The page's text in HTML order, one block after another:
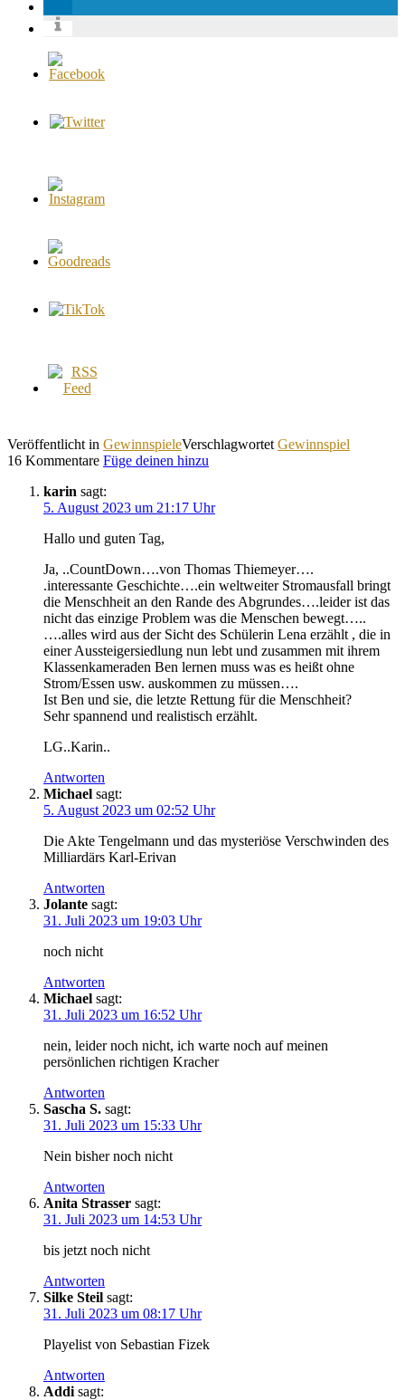
Veröffentlicht in GewinnspieleVerschlagwortet Gewinnspiel
16 Kommentare Füge deinen hinzu
karin sagt:
5. August 2023 um 21:17 Uhr
Hallo und guten Tag,
Ja, ..CountDown….von Thomas Thiemeyer….
.interessante Geschichte….ein weltweiter Stromausfall bringt
die Menschheit an den Rande des Abgrundes….leider ist das
nicht das einzige Problem was die Menschen bewegt…..
….alles wird aus der Sicht des Schülerin Lena erzählt , die in
einer Aussteigersiedlung nun lebt und zusammen mit ihrem
Klassenkameraden Ben lernen muss was es heißt ohne
Strom/Essen usw. auskommen zu müssen….
Ist Ben und sie, die letzte Rettung für die Menschheit?
Sehr spannend und realistisch erzählt.
LG..Karin..
Antworten
Michael sagt:
5. August 2023 um 02:52 Uhr
Die Akte Tengelmann und das mysteriöse Verschwinden des
Milliardärs Karl-Erivan
Antworten
Jolante sagt:
31. Juli 2023 um 19:03 Uhr
noch nicht
Antworten
Michael sagt:
31. Juli 2023 um 16:52 Uhr
nein, leider noch nicht, ich warte noch auf meinen
persönlichen richtigen Kracher
Antworten
Sascha S. sagt:
31. Juli 2023 um 15:33 Uhr
Nein bisher noch nicht
Antworten
Anita Strasser sagt:
31. Juli 2023 um 14:53 Uhr
bis jetzt noch nicht
Antworten
Silke Steil sagt:
31. Juli 2023 um 08:17 Uhr
Playelist von Sebastian Fizek
Antworten
Addi sagt: